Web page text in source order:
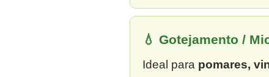
💧 Gotejamento /
Ideal para pomares,